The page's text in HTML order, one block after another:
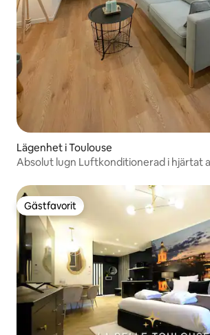
Lägenhet i Toulouse
Absolut lugn Luftkonditionerad i hjärtat
Gästfavorit
Gästfavorit